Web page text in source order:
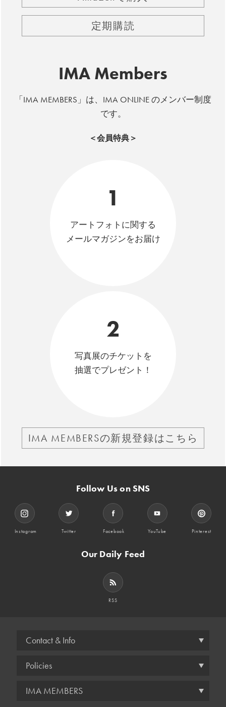
定期購読
IMA Members
「IMA MEMBERS」は、IMA ONLINE のメンバー制度
です。
＜会員特典＞
1
アートフォトに関する
メールマガジンをお届け
2
写真展のチケットを
抽選でプレゼント！
IMA MEMBERSの新規登録はこちら
Follow Us on SNS
Instagram Twitter Facebook YouTube Pinterest
Our Daily Feed
RSS
Contact & Info
Policies
IMA MEMBERS